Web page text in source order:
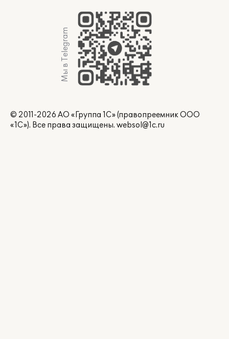
Мы в Telegram
© 2011-2026 АО «Группа 1С» (правопреемник ООО
«1С»). Все права защищены. websol@1c.ru